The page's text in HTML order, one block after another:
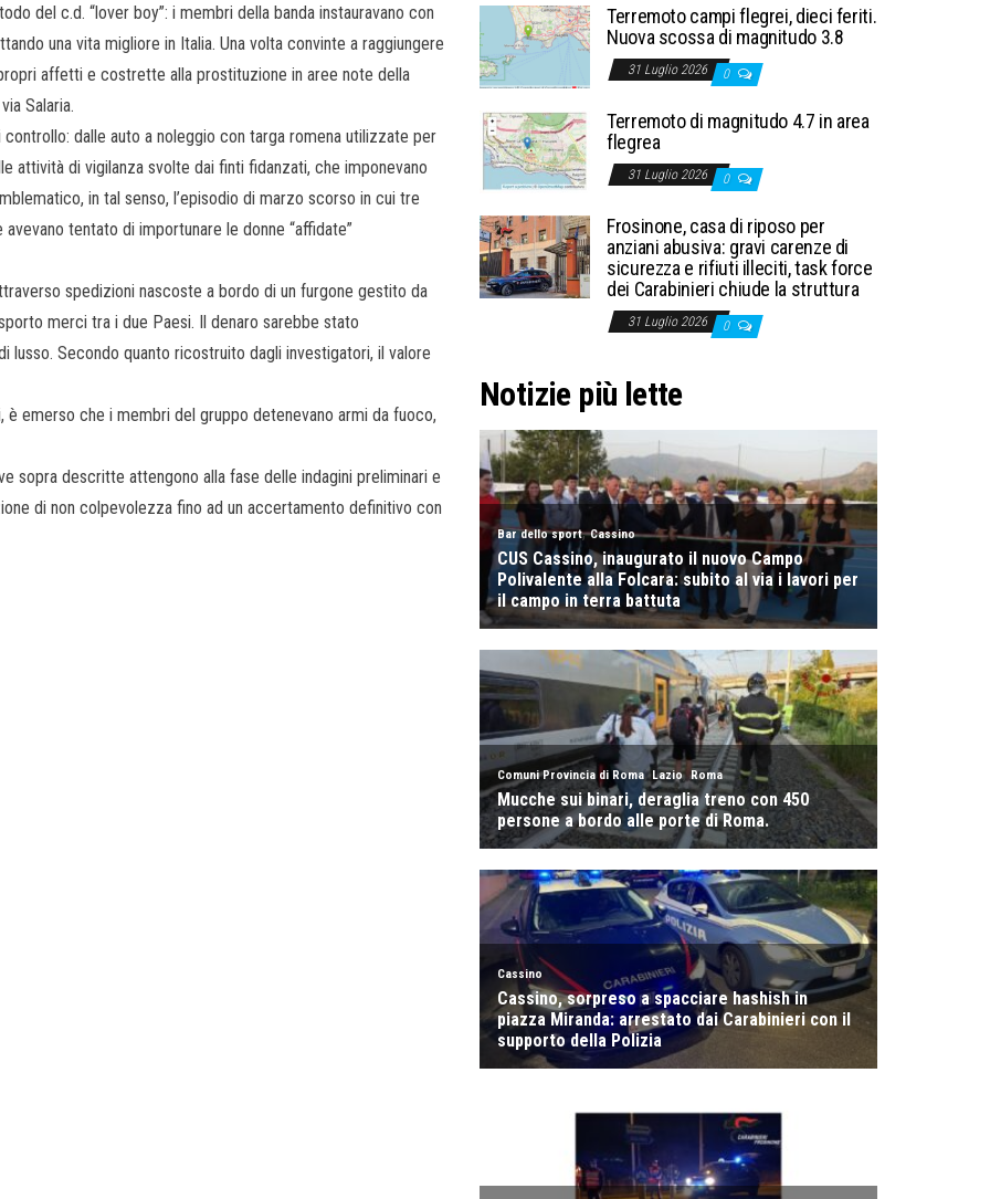
del c.d. “lover boy”: i membri della banda instauravano con
una vita migliore in Italia. Una volta convinte a raggiungere
affetti e costrette alla prostituzione in aree note della
Salaria.
dalle auto a noleggio con targa romena utilizzate per
attività di vigilanza svolte dai finti fidanzati, che imponevano
in tal senso, l’episodio di marzo scorso in cui tre
tentato di importunare le donne “affidate”
spedizioni nascoste a bordo di un furgone gestito da
merci tra i due Paesi. Il denaro sarebbe stato
Secondo quanto ricostruito dagli investigatori, il valore
emerso che i membri del gruppo detenevano armi da fuoco,
sopra descritte attengono alla fase delle indagini preliminari e
di non colpevolezza fino ad un accertamento definitivo con
Terremoto campi flegrei, dieci feriti.
Nuova scossa di magnitudo 3.8
31 Luglio 2026 0
Terremoto di magnitudo 4.7 in area
flegrea
31 Luglio 2026 0
Frosinone, casa di riposo per
anziani abusiva: gravi carenze di
sicurezza e rifiuti illeciti, task force
dei Carabinieri chiude la struttura
31 Luglio 2026 0
Notizie più lette